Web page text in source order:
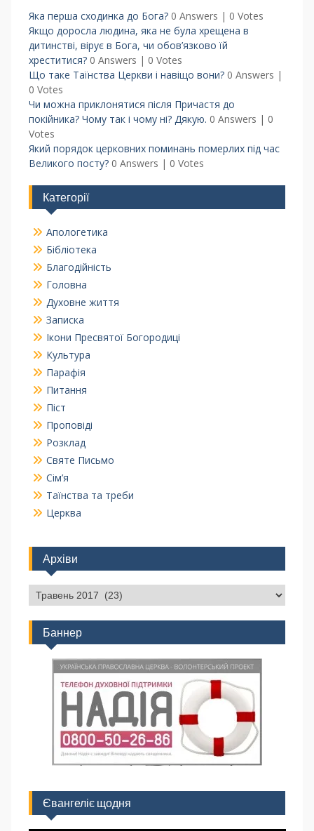
Яка перша сходинка до Бога? 0 Answers | 0 Votes
Якщо доросла людина, яка не була хрещена в
дитинстві, вірує в Бога, чи обов’язково їй
хреститися? 0 Answers | 0 Votes
Що таке Таїнства Церкви і навіщо вони? 0 Answers |
0 Votes
Чи можна приклонятися після Причастя до
покійника? Чому так і чому ні? Дякую. 0 Answers | 0
Votes
Який порядок церковних поминань померлих під час
Великого посту? 0 Answers | 0 Votes
Категорії
Апологетика
Бібліотека
Благодійність
Головна
Духовне життя
Записка
Ікони Пресвятої Богородиці
Культура
Парафія
Питання
Піст
Проповіді
Розклад
Святе Письмо
Сім’я
Таїнства та треби
Церква
Архіви
Баннер
Євангеліє щодня